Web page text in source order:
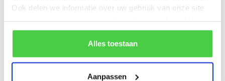
Ook delen we informatie over uw gebruik van onze site
rekening mee dat als je bepaalde cookies blokkeert, het
de correcte werking van de website kan verstoren.
Alles toestaan
Aanpassen
Tags
Blijf op de hoogte over onze laatste acties